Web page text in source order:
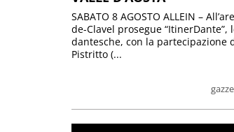
SABATO 8 AGOSTO ALLEIN –
de-Clavel prosegue “ItinerDante”,
dantesche, con la partecipazione
Pistritto (...